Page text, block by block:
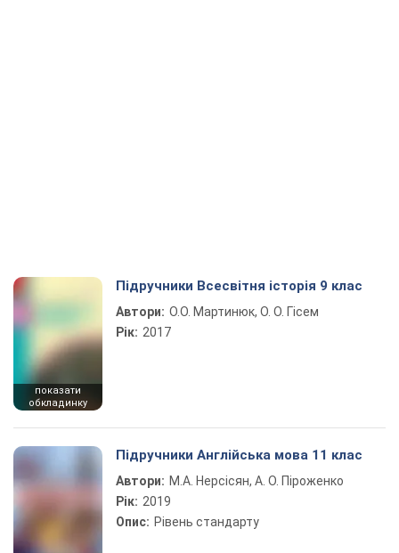
показати
обкладинку
Підручники Всесвітня історія 9 клас
Автори: О.О. Мартинюк, О. О. Гісем
Рік: 2017
Підручники Англійська мова 11 клас
Автори: М.А. Нерсісян, А. О. Піроженко
Рік: 2019
Опис: Рівень стандарту